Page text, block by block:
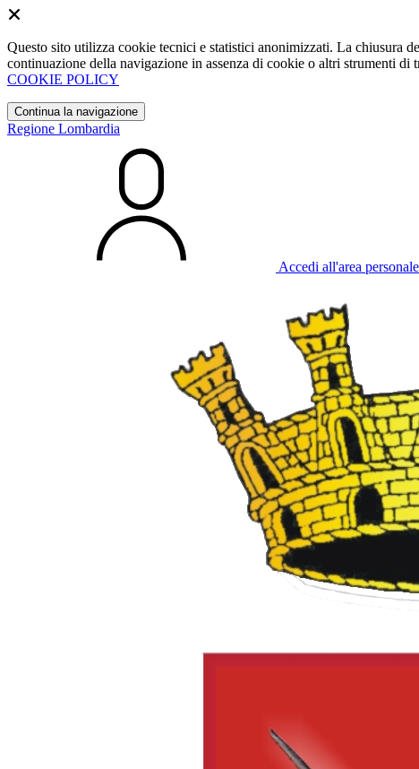
Questo sito utilizza cookie tecnici e statistici anonimizzati. La chiusura
continuazione della navigazione in assenza di cookie o altri strumenti di
COOKIE POLICY
Continua la navigazione
Regione Lombardia
Accedi all'area personale